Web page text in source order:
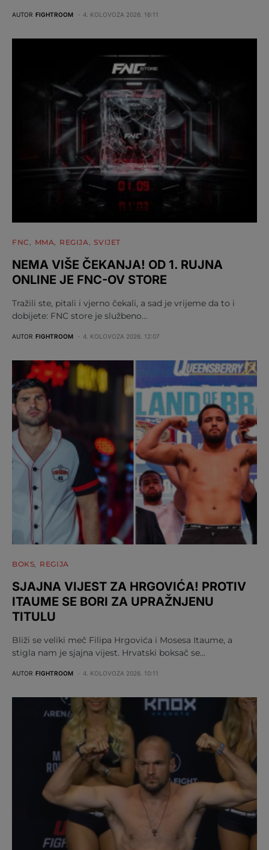
AUTOR FIGHTROOM 4. KOLOVOZA 2026. 16:11
FNC MMA REGIJA SVIJET
NEMA VIŠE ČEKANJA! OD 1. RUJNA
ONLINE JE FNC-OV STORE
Tražili ste, pitali i vjerno čekali, a sad je vrijeme da to i
dobijete: FNC store je službeno…
AUTOR FIGHTROOM 4. KOLOVOZA 2026. 12:07
BOKS REGIJA
SJAJNA VIJEST ZA HRGOVIĆA! PROTIV
ITAUME SE BORI ZA UPRAŽNJENU
TITULU
Bliži se veliki meč Filipa Hrgovića i Mosesa Itaume, a
stigla nam je sjajna vijest. Hrvatski boksač se…
AUTOR FIGHTROOM 4. KOLOVOZA 2026. 10:11